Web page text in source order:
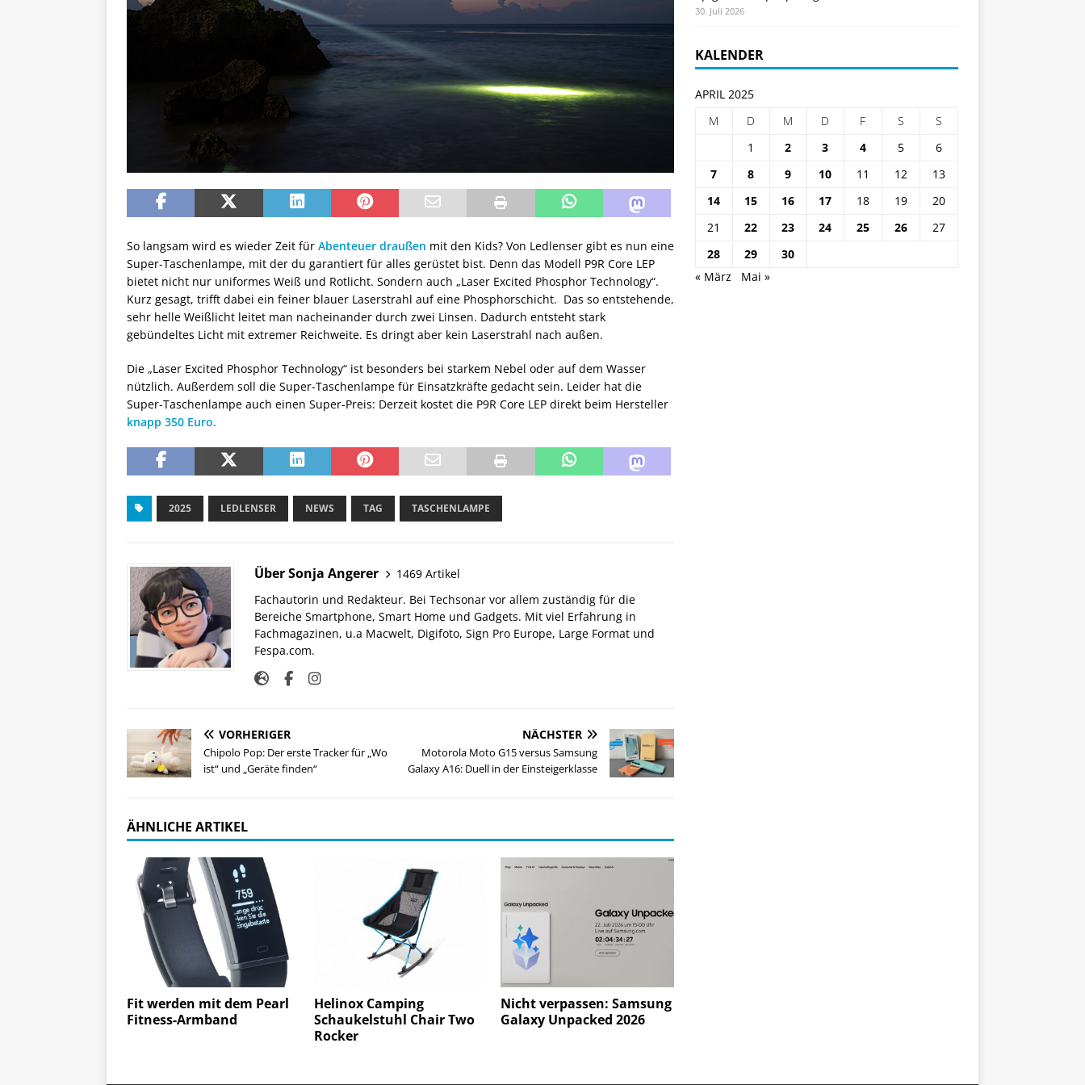
So langsam wird es wieder Zeit für Abenteuer draußen mit den Kids? Von Ledlenser gibt es nun eine
Super-Taschenlampe, mit der du garantiert für alles gerüstet bist. Denn das Modell P9R Core LEP
bietet nicht nur uniformes Weiß und Rotlicht. Sondern auch „Laser Excited Phosphor Technology“.
Kurz gesagt, trifft dabei ein feiner blauer Laserstrahl auf eine Phosphorschicht. Das so entstehende,
sehr helle Weißlicht leitet man nacheinander durch zwei Linsen. Dadurch entsteht stark
gebündeltes Licht mit extremer Reichweite. Es dringt aber kein Laserstrahl nach außen.
Die „Laser Excited Phosphor Technology“ ist besonders bei starkem Nebel oder auf dem Wasser
nützlich. Außerdem soll die Super-Taschenlampe für Einsatzkräfte gedacht sein. Leider hat die
Super-Taschenlampe auch einen Super-Preis: Derzeit kostet die P9R Core LEP direkt beim Hersteller
knapp 350 Euro.
2025 LEDLENSER NEWS TAG TASCHENLAMPE
Über Sonja Angerer
1469 Artikel
Fachautorin und Redakteur. Bei Techsonar vor allem zuständig für die
Bereiche Smartphone, Smart Home und Gadgets. Mit viel Erfahrung in
Fachmagazinen, u.a Macwelt, Digifoto, Sign Pro Europe, Large Format und
Fespa.com.
VORHERIGER
Chipolo Pop: Der erste Tracker für „Wo
ist“ und „Geräte finden“
NÄCHSTER
Motorola Moto G15 versus Samsung
Galaxy A16: Duell in der Einsteigerklasse
ÄHNLICHE ARTIKEL
Fit werden mit dem Pearl
Fitness-Armband
Helinox Camping
Schaukelstuhl Chair Two
Rocker
Nicht verpassen: Samsung
Galaxy Unpacked 2026
30. Juli 2026
KALENDER
APRIL 2025
M
D M D F S
S
1
2 3 4 5
6
7
8 9 10 11 12
13
14
15 16 17 18 19
20
21
22 23 24 25 26
27
28
29
30
« März
Mai »